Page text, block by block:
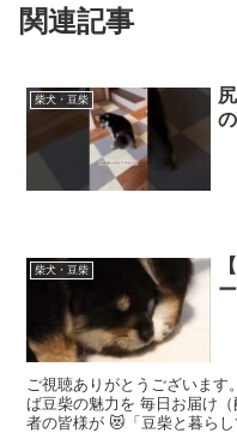
関連記事
柴犬・豆柴
柴犬・豆柴
ご視聴ありがとうございま
ば豆柴の魅力を 毎日お届け
者の皆様が 😻「豆柴と暮らし